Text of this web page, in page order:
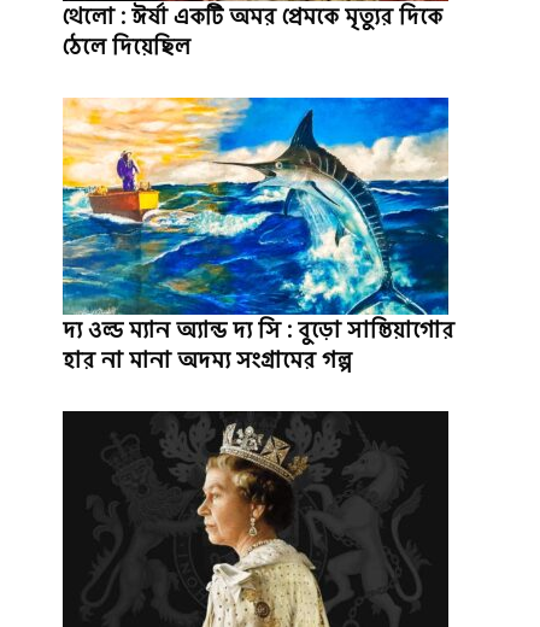
থেলো : ঈর্ষা একটি অমর প্রেমকে মৃত্যুর দিকে
ঠেলে দিয়েছিল
দ্য ওল্ড ম্যান অ্যান্ড দ্য সি : বুড়ো সান্তিয়াগোর
হার না মানা অদম্য সংগ্রামের গল্প